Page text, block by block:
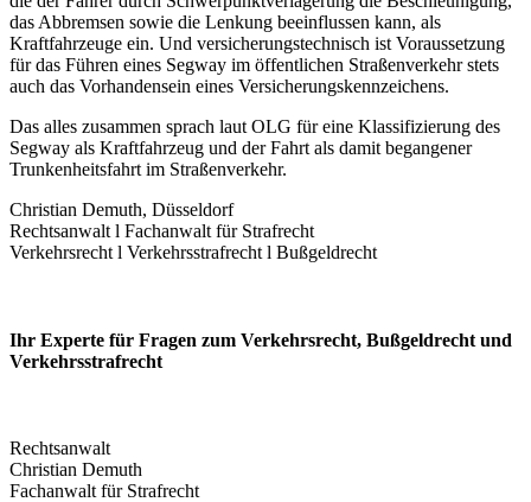
das Abbremsen sowie die Lenkung beeinflussen kann, als
Kraftfahrzeuge ein. Und versicherungstechnisch ist Voraussetzung
für das Führen eines Segway im öffentlichen Straßenverkehr stets
auch das Vorhandensein eines Versicherungskennzeichens.
Das alles zusammen sprach laut OLG für eine Klassifizierung des
Segway als Kraftfahrzeug und der Fahrt als damit begangener
Trunkenheitsfahrt im Straßenverkehr.
Christian Demuth, Düsseldorf
Rechtsanwalt l Fachanwalt für Strafrecht
Verkehrsrecht l Verkehrsstrafrecht l Bußgeldrecht
Ihr Experte für Fragen zum Verkehrsrecht, Bußgeldrecht und
Verkehrs­strafrecht
Rechtsanwalt
Christian Demuth
Fachanwalt für Strafrecht